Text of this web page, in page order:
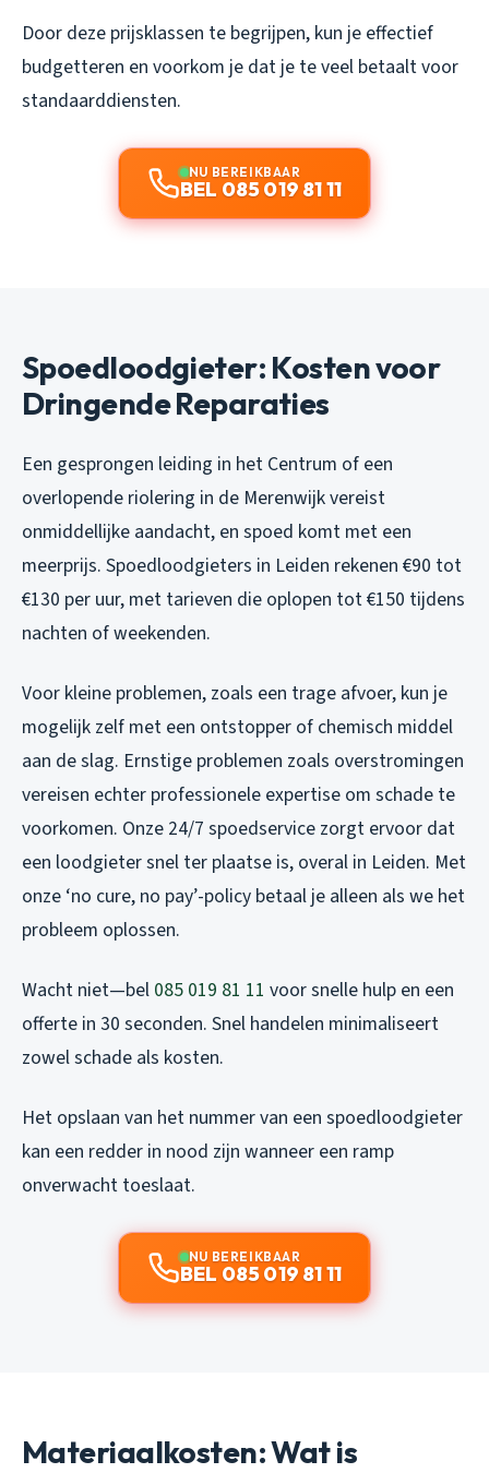
Door deze prijsklassen te begrijpen, kun je effectief
budgetteren en voorkom je dat je te veel betaalt voor
standaarddiensten.
NU BEREIKBAAR
BEL 085 019 81 11
Spoedloodgieter: Kosten voor
Dringende Reparaties
Een gesprongen leiding in het Centrum of een
overlopende riolering in de Merenwijk vereist
onmiddellijke aandacht, en spoed komt met een
meerprijs. Spoedloodgieters in Leiden rekenen €90 tot
€130 per uur, met tarieven die oplopen tot €150 tijdens
nachten of weekenden.
Voor kleine problemen, zoals een trage afvoer, kun je
mogelijk zelf met een ontstopper of chemisch middel
aan de slag. Ernstige problemen zoals overstromingen
vereisen echter professionele expertise om schade te
voorkomen. Onze 24/7 spoedservice zorgt ervoor dat
een loodgieter snel ter plaatse is, overal in Leiden. Met
onze ‘no cure, no pay’-policy betaal je alleen als we het
probleem oplossen.
Wacht niet—bel 085 019 81 11 voor snelle hulp en een
offerte in 30 seconden. Snel handelen minimaliseert
zowel schade als kosten.
Het opslaan van het nummer van een spoedloodgieter
kan een redder in nood zijn wanneer een ramp
onverwacht toeslaat.
NU BEREIKBAAR
BEL 085 019 81 11
Materiaalkosten: Wat is